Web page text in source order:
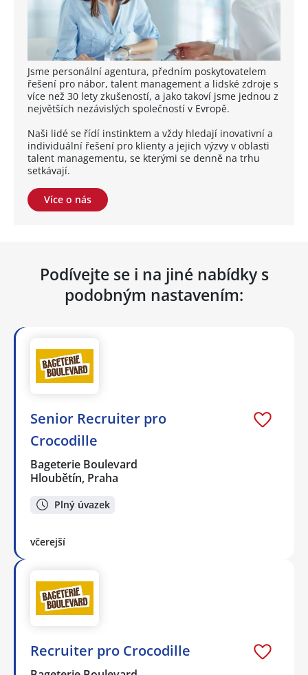
Jsme personální agentura, předním poskytovatelem
řešení pro nábor, talent management a lidské zdroje s
více než 30 lety zkušeností, a jako takoví jsme jednou z
největších nezávislých společností v Evropě.
Naši lidé se řídí instinktem a vždy hledají inovativní a
individuální řešení pro klienty a jejich výzvy v oblasti
talent managementu, se kterými se denně na trhu
setkávají.
Více o nás
Podívejte se i na jiné nabídky s
podobným nastavením:
Senior Recruiter pro
Crocodille
Bageterie Boulevard
Hloubětín, Praha
Plný úvazek
včerejší
Recruiter pro Crocodille